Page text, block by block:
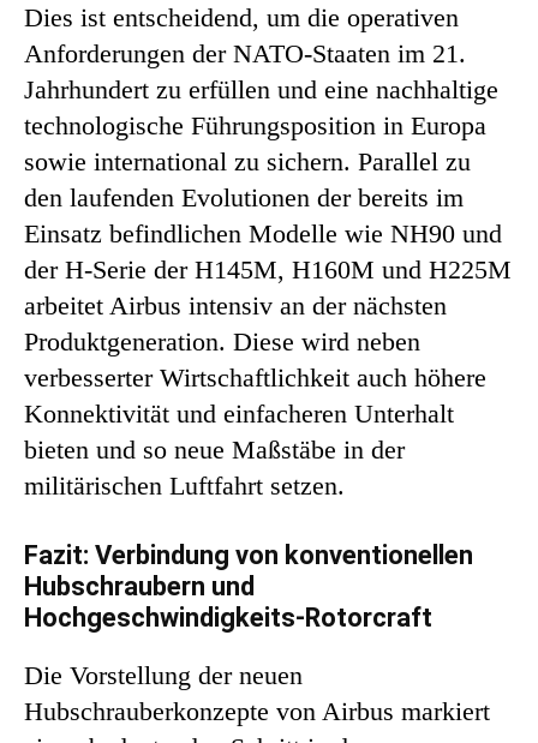
Dies ist entscheidend, um die operativen
Anforderungen der NATO-Staaten im 21.
Jahrhundert zu erfüllen und eine nachhaltige
technologische Führungsposition in Europa
sowie international zu sichern. Parallel zu
den laufenden Evolutionen der bereits im
Einsatz befindlichen Modelle wie NH90 und
der H-Serie der H145M, H160M und H225M
arbeitet Airbus intensiv an der nächsten
Produktgeneration. Diese wird neben
verbesserter Wirtschaftlichkeit auch höhere
Konnektivität und einfacheren Unterhalt
bieten und so neue Maßstäbe in der
militärischen Luftfahrt setzen.
Fazit: Verbindung von konventionellen
Hubschraubern und
Hochgeschwindigkeits-Rotorcraft
Die Vorstellung der neuen
Hubschrauberkonzepte von Airbus markiert